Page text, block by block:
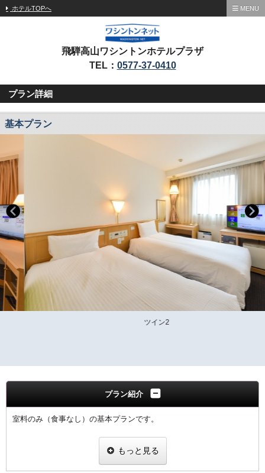
ホテルTOPへ MENU
飛騨高山ワシントンホテルプラザ
TEL： 0577-37-0410
プラン詳細
基本プラン
ツイン2
プラン紹介
室料のみ（食事なし）の基本プランです。
ご宿泊者様専用の大浴場をご利用いただけます。
もっと見る